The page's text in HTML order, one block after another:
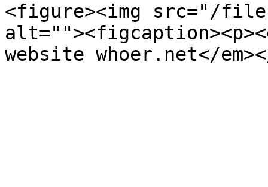
<figure><img src="/files/